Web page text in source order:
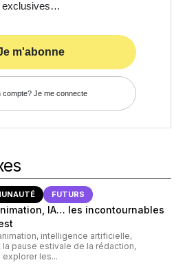
exclusives…
m'abonne
compte? Je me connecte
FUTURS
IA… les incontournables
intelligence artificielle,
pause estivale de la rédaction,
les...